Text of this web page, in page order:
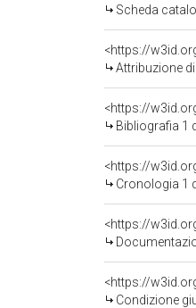
Scheda
Attribuzione
<https://
Bibliografia 1
<https://
Cronologia 1
Condizione